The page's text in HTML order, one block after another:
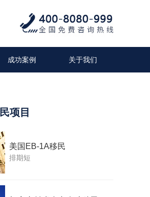
成功案例 关于我们
项目
美国EB-1A移民
排期短